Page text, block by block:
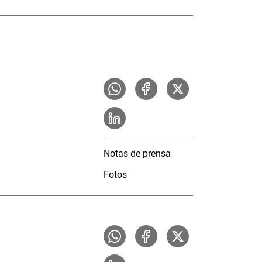
Notas de prensa
Fotos